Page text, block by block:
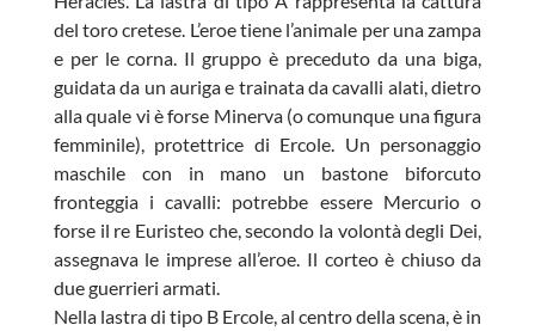
del toro cretese. L’eroe tiene l’animale per una zampa
e per le corna. Il gruppo è preceduto da una biga,
guidata da un auriga e trainata da cavalli alati, dietro
alla quale vi è forse Minerva (o comunque una figura
femminile), protettrice di Ercole. Un personaggio
maschile con in mano un bastone biforcuto
fronteggia i cavalli: potrebbe essere Mercurio o
forse il re Euristeo che, secondo la volontà degli Dei,
assegnava le imprese all’eroe. Il corteo è chiuso da
due guerrieri armati.
Nella lastra di tipo B Ercole, al centro della scena, è in